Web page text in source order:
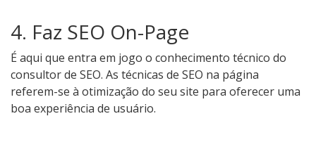
4. Faz SEO On-Page
É aqui que entra em jogo o conhecimento técnico do
consultor de SEO. As técnicas de SEO na página
referem-se à otimização do seu site para oferecer uma
boa experiência de usuário.